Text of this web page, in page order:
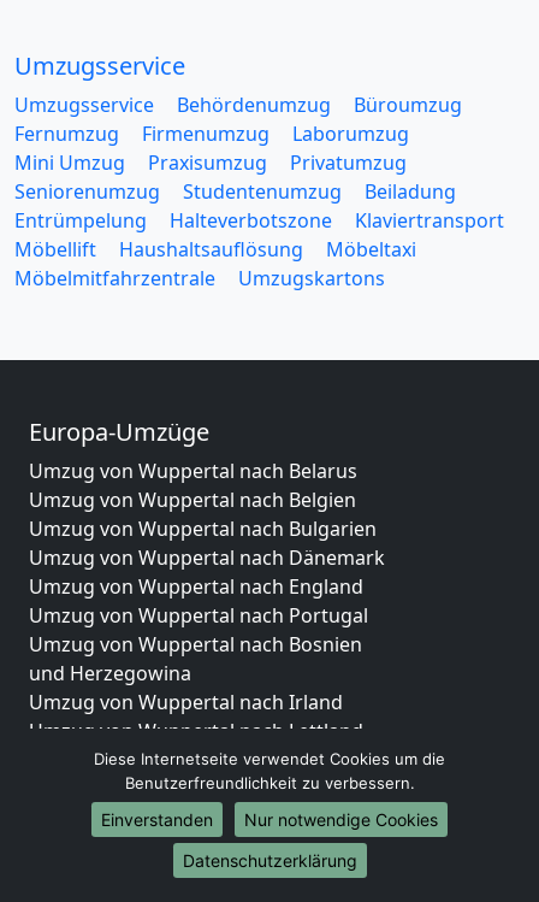
Umzugsservice
Umzugsservice Behördenumzug
Büroumzug
Fernumzug
Firmenumzug
Laborumzug
Mini Umzug
Praxisumzug
Privatumzug
Seniorenumzug
Studentenumzug
Beiladung
Entrümpelung
Halteverbotszone
Klaviertransport
Möbellift
Haushaltsauflösung
Möbeltaxi
Möbelmitfahrzentrale
Umzugskartons
Europa-Umzüge
Umzug von Wuppertal nach Belarus
Umzug von Wuppertal nach Belgien
Umzug von Wuppertal nach Bulgarien
Umzug von Wuppertal nach Dänemark
Umzug von Wuppertal nach England
Umzug von Wuppertal nach Portugal
Umzug von Wuppertal nach Bosnien
und Herzegowina
Umzug von Wuppertal nach Irland
Umzug von Wuppertal nach Lettland
Umzug von Wuppertal nach Zypern
Umzug von Wuppertal nach Kroatien
Umzug von Wuppertal nach Estland
Umzug von Wuppertal nach Finnland
Umzug von Wuppertal nach Frankreich
Diese Internetseite verwendet Cookies um die
Benutzerfreundlichkeit zu verbessern.
Einverstanden
Nur notwendige Cookies
Datenschutzerklärung